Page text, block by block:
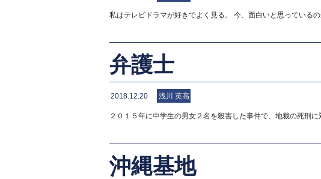
私はテレビドラマが好きでよく見る。 今、面白いと思っている
弁護士
2018.12.20 浅川 英高
２０１５年に中学生の男女２名を殺害した事件で、地裁の死刑
沖縄基地